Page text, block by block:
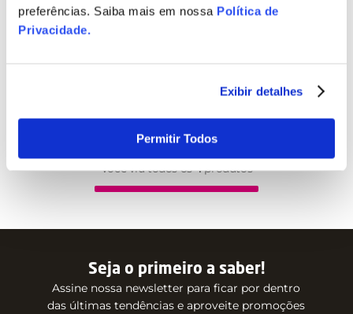
preferências. Saiba mais em nossa Política de
Privacidade.
Exibir detalhes
Permitir Todos
Você viu todos os4produtos
Seja o primeiro a saber!
Assine nossa newsletter para ficar por dentro
das últimas tendências e aproveite promoções